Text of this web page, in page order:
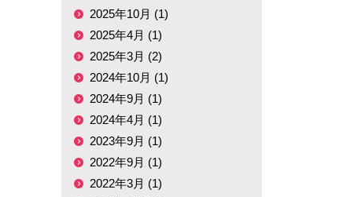
2025年10月 (1)
2025年4月 (1)
2025年3月 (2)
2024年10月 (1)
2024年9月 (1)
2024年4月 (1)
2023年9月 (1)
2022年9月 (1)
2022年3月 (1)